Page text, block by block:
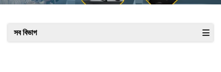
সব বিভাগ